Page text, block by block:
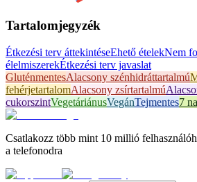
Tartalomjegyzék
Étkezési terv áttekintéseEhető ételekNem
élelmiszerekÉtkezési terv javaslat
GluténmentesAlacsony szénhidráttartalmú
fehérjetartalomAlacsony zsírtartalmú
cukorszintVegetáriánusVegánTejmentes7
Csatlakozz több mint 10 millió
a telefonodra